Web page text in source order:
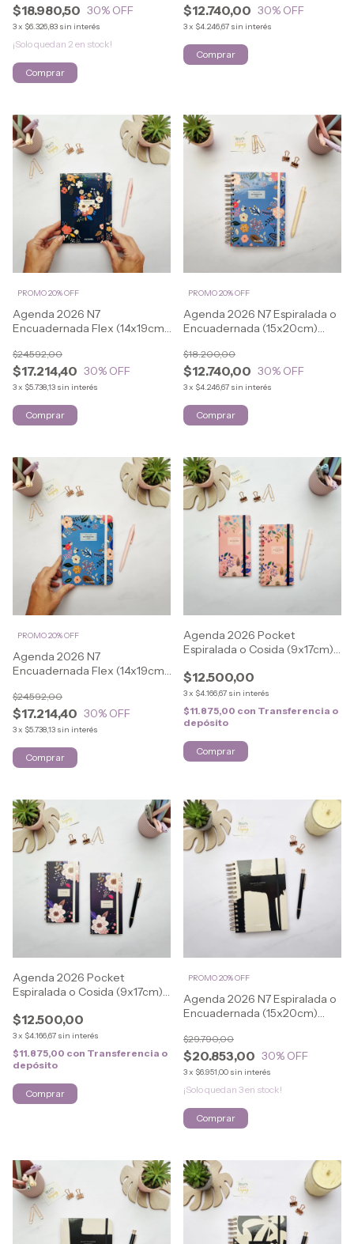
$18.980,50 30% OFF
3x $6.326,83 sin interés
¡Solo quedan 2 en stock!
Comprar
$12.740,00 30% OFF
3x $4.246,67 sin interés
Comprar
Agenda 2026 N7
Encuadernada Flex (14x19cm)
$17.214,40
$24.592,00
30% OFF
3x $5.738,13 sin interés
PROMO 20% OFF
Comprar
Agenda 2026 N7 Espiralada o
Encuadernada (15x20cm)
$12.740,00
$18.200,00
30% OFF
3x $4.246,67 sin interés
PROMO 20% OFF
Comprar
Agenda 2026 N7
Encuadernada Flex (14x19cm)
$17.214,40
$24.592,00
30% OFF
3x $5.738,13 sin interés
PROMO 20% OFF
Comprar
Agenda 2026 Pocket
Espiralada o Cosida (9x17cm)
$12.500,00
3x $4.166,67 sin interés
$11.875,00 con Transferencia o
depósito
Comprar
Agenda 2026 Pocket
Espiralada o Cosida (9x17cm)
$12.500,00
3x $4.166,67 sin interés
$11.875,00 con Transferencia o
depósito
Comprar
Agenda 2026 N7 Espiralada o
Encuadernada (15x20cm)
$20.853,00
$29.790,00
30% OFF
3x $6.951,00 sin interés
PROMO 20% OFF
¡Solo quedan 3en stock!
Comprar